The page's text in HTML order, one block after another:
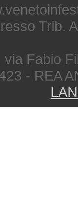
Trib.
Fabio
- REA